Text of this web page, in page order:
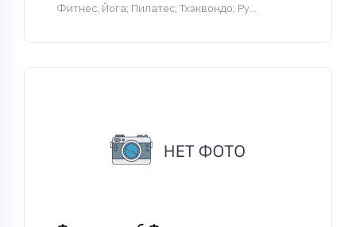
Фитнес; Йога; Пилатес; Тхэквондо; Ру...